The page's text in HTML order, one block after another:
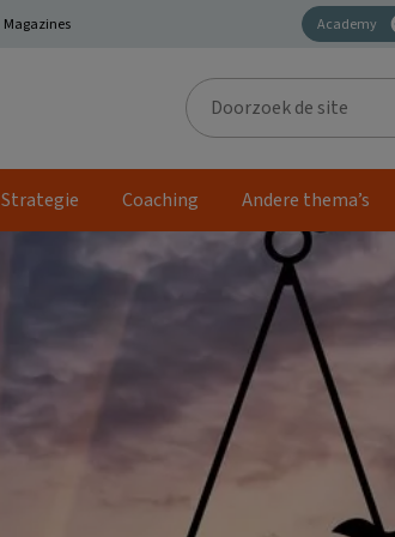
Magazines Academy
Doorzoek
de
site
Strategie Coaching Andere thema’s